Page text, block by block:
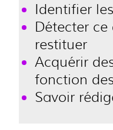
Identifier
Détecter
restituer
Acquérir
fonction
Savoir